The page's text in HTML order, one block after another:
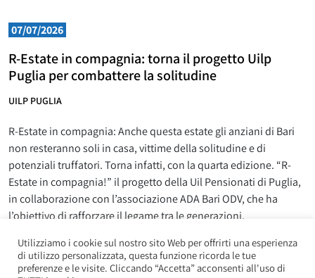
07/07/2026
R-Estate in compagnia: torna il progetto Uilp
Puglia per combattere la solitudine
UILP PUGLIA
R-Estate in compagnia: Anche questa estate gli anziani di Bari
non resteranno soli in casa, vittime della solitudine e di
potenziali truffatori. Torna infatti, con la quarta edizione. “R-
Estate in compagnia!” il progetto della Uil Pensionati di Puglia,
in collaborazione con l’associazione ADA Bari ODV, che ha
l’obiettivo di rafforzare il legame tra le generazioni,
Leggi la news
Utilizziamo i cookie sul nostro sito Web per offrirti una esperienza
di utilizzo personalizzata, questa funzione ricorda le tue
preferenze e le visite. Cliccando “Accetta” acconsenti all'uso di